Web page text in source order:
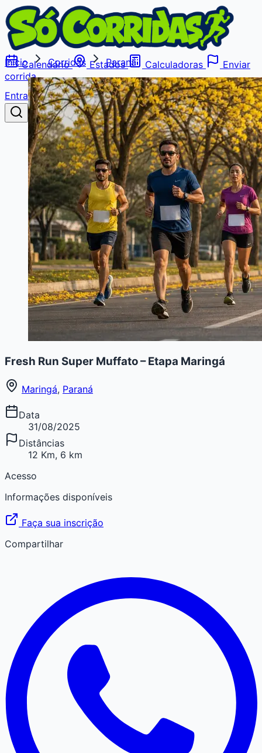
Calendário Estados Calculadoras
Enviar
corrida
Entrar
Buscar
Início Corridas Paraná
Fresh Run Super Muffato – Etapa Maringá
Maringá, Paraná
Data
31/08/2025
Distâncias
12 Km, 6 km
Acesso
Informações disponíveis
Faça sua inscrição
Compartilhar